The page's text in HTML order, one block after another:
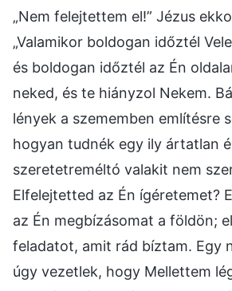
„Nem felejtettem el!” Jézus
„Valamikor boldogan időztél
és boldogan időztél az Én
neked, és te hiányzol Nekem.
lények a szememben említésre
hogyan tudnék egy ily ártatlan
szeretetreméltó valakit nem
Elfelejtetted az Én ígéretemet?
az Én megbízásomat a földön;
feladatot, amit rád bíztam. Egy
úgy vezetlek, hogy Mellettem